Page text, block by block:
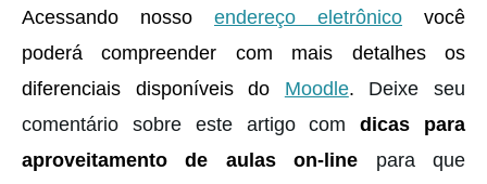
Acessando nosso endereço eletrônico você
poderá compreender com mais detalhes os
diferenciais disponíveis do Moodle. Deixe seu
comentário sobre este artigo comdicas para
aproveitamento de aulas on-line para que